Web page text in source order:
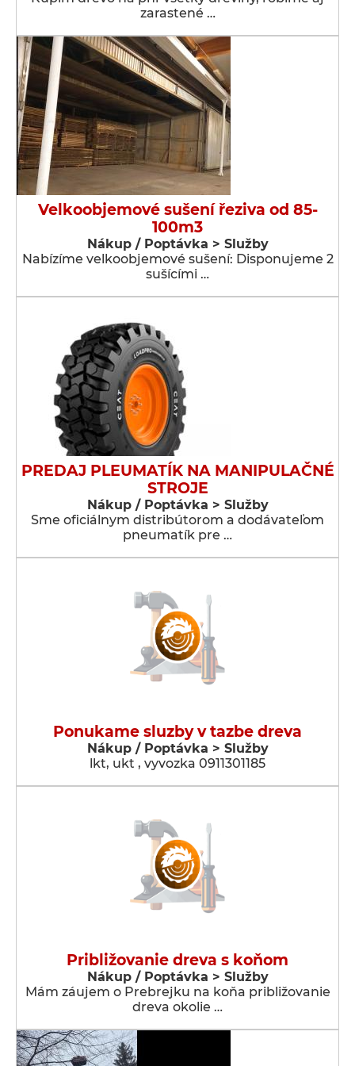
zarastené …
Velkoobjemové sušení řeziva od 85-
100m3
Nákup / Poptávka > Služby
Nabízíme velkoobjemové sušení: Disponujeme 2
sušícími …
PREDAJ PLEUMATÍK NA MANIPULAČNÉ
STROJE
Nákup / Poptávka > Služby
Sme oficiálnym distribútorom a dodávateľom
pneumatík pre …
Ponukame sluzby v tazbe dreva
Nákup / Poptávka > Služby
lkt, ukt , vyvozka 0911301185
Približovanie dreva s koňom
Nákup / Poptávka > Služby
Mám záujem o Prebrejku na koňa približovanie
dreva okolie …